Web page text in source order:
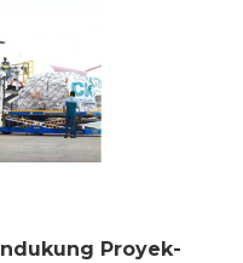
Proyek-